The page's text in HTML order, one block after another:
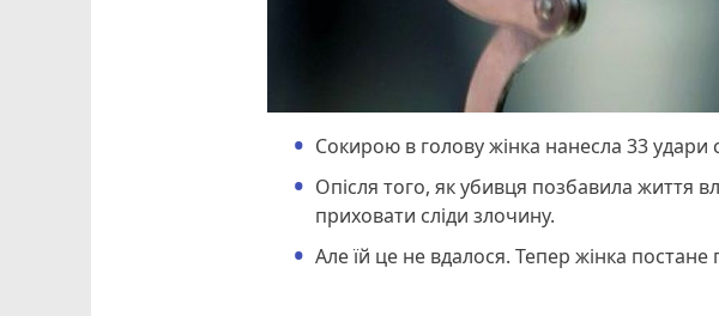
Сокирою в голову жінка нанесла 33 удари
Опісля того, як убивця позбавила життя
приховати сліди злочину.
Але їй це не вдалося. Тепер жінка постане